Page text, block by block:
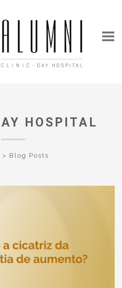
HOSPITAL
> Blog Posts